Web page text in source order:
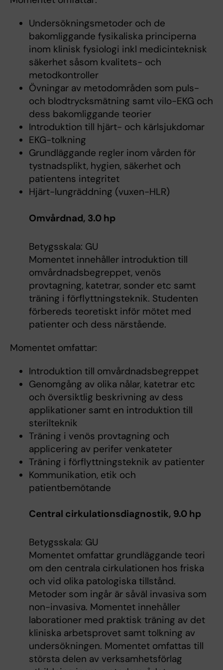
Undersökningsmetoder och de
bakomliggande fysikaliska principerna
inom klinisk fysiologi inkl medicinteknisk
säkerhet såsom kvalitets- och
metodkontroller
Övningar av metodområden som puls-
och blodtrycksmätning samt vilo-EKG och
dess bakomliggande teorier
Introduktion till hjärt- och kärlsjukdomar
EKG-tolkning
Grundläggande regler inom vården för
tystnadsplikt, hygien, säkerhet och
patientens integritet
Hjärt-lungräddning (vuxen-HLR)
Omvårdnad, 3.0 hp
Betygsskala: GU
Momentet innehåller introduktion till
omvårdnadsbegreppet, venös
provtagning, katetrar, sonder etc samt
träning i förflyttningsteknik. Studenten
förbereds teoretiskt inför mötet med
patienter och dess närstående.
Momentet omfattar:
Introduktion till omvårdnadsbegreppet
Genomgång av olika nålar, katetrar etc
och översiktlig beskrivning av dess
applikationer samt en introduktion till
sterilteknik
Träning i venös provtagning och
applicering av perifer venkateter
Träning i förflyttningsteknik av patienter
Kommunikation, etik och
patientbemötande
Central cirkulationsdiagnostik, 9.0 hp
Betygsskala: GU
Momentet omfattar grundläggande teori
om den centrala cirkulationen hos friska
och vid olika patologiska tillstånd.
Metoder som ingår är såväl invasiva som
non-invasiva. Momentet innehåller
laborationer med praktisk träning av det
kliniska arbetsprovet samt tolkning av
undersökningen. Momentet omfattas till
största delen av verksamhetsförlag